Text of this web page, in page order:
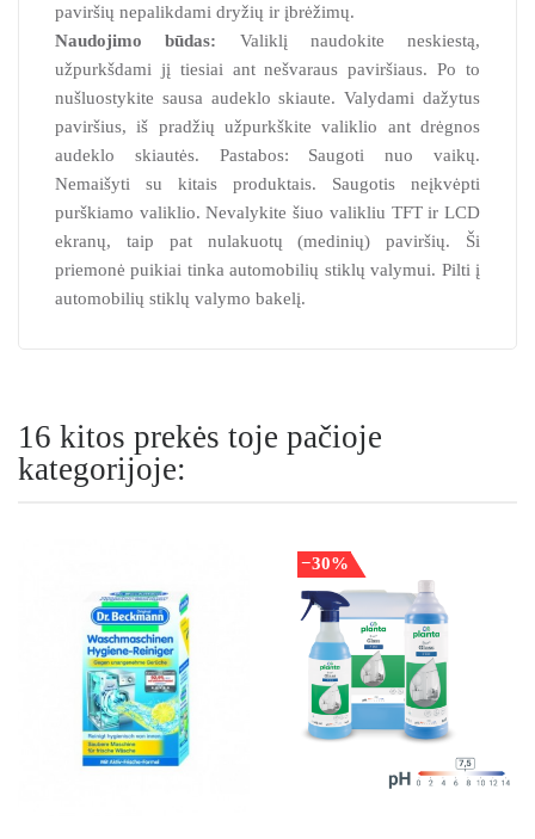
paviršių nepalikdami dryžių ir įbrėžimų.
Naudojimo būdas: Valiklį naudokite neskiestą,
užpurkšdami jį tiesiai ant nešvaraus paviršiaus. Po to
nušluostykite sausa audeklo skiaute. Valydami dažytus
paviršius, iš pradžių užpurkškite valiklio ant drėgnos
audeklo skiautės. Pastabos: Saugoti nuo vaikų.
Nemaišyti su kitais produktais. Saugotis neįkvėpti
purškiamo valiklio. Nevalykite šiuo valikliu TFT ir LCD
ekranų, taip pat nulakuotų (medinių) paviršių. Ši
priemonė puikiai tinka automobilių stiklų valymui. Pilti į
automobilių stiklų valymo bakelį.
16 kitos prekės toje pačioje
kategorijoje:
−30%